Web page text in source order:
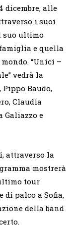
dicembre, alle
i suoi
suo ultimo
e quella
“Unici –
vedrà la
Baudo,
Claudia
Galiazzo e
attraverso la
mostrerà
tour
di palco a Sofia,
della band